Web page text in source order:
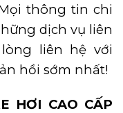
thông tin chi
dịch vụ liên
liên hệ với
hồi sớm nhất!
HƠI CAO CẤP